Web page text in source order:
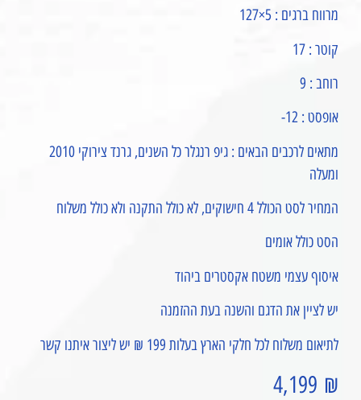
מרווח ברגים : 5×127
קוטר : 17
רוחב : 9
אופסט : 12-
מתאים לרכבים הבאים : גיפ רנגלר כל השנים, גרנד צירוקי 2010
ומעלה
המחיר לסט הכולל 4 חישוקים, לא כולל התקנה ולא כולל משלוח
הסט כולל אומים
איסוף עצמי משטח אקסטרים ביהוד
יש לציין את הדגם והשנה בעת ההזמנה
לתיאום משלוח לכל חלקי הארץ בעלות 199 ₪ יש ליצור איתנו קשר
4,199 ₪